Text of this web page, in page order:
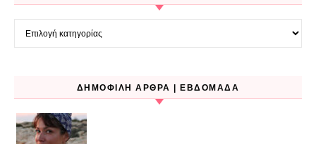
Kατηγορίες
ΔΗΜΟΦΙΛΉ ΆΡΘΡΑ | ΕΒΔΟΜΆΔΑ